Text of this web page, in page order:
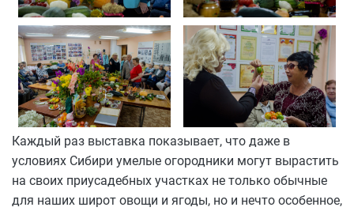
Каждый раз выставка показывает, что даже в
условиях Сибири умелые огородники могут вырастить
на своих приусадебных участках не только обычные
для наших широт овощи и ягоды, но и нечто особенное,